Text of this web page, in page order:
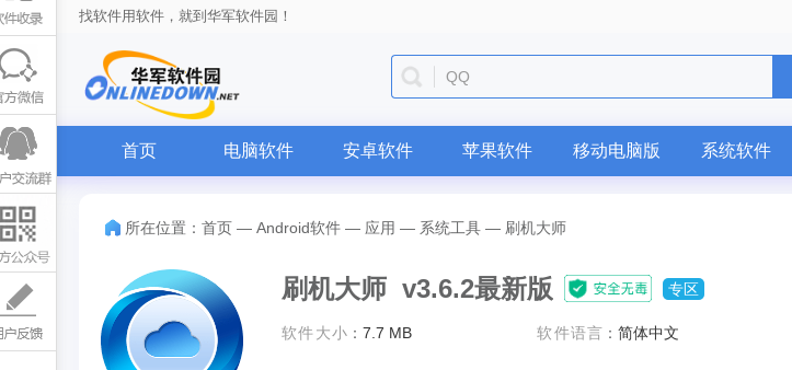
找软件用软件，就到华军软件园！
QQ
首页 电脑软件 安卓软件 苹果软件 移动电脑版 系统软件
所在位置： 首页 — Android软件 — 应用 — 系统工具 — 刷机大师
刷机大师 v3.6.2最新版 专区
软件大小 ： 7.7 MB 软件语言 ：简体中文